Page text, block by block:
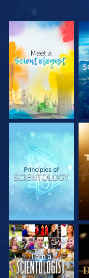
בדוק את הסדרה
צפה